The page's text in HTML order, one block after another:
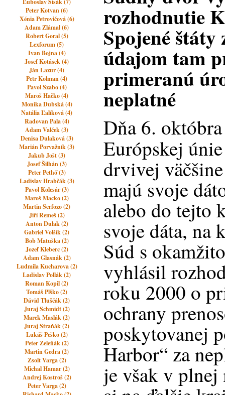
Ľuboslav Sisák (7)
Peter Kotvan (6)
Xénia Petrovičová (6)
Adam Zlámal (6)
Robert Goral (5)
Lexforum (5)
Ivan Bojna (4)
Josef Kotásek (4)
Ján Lazur (4)
Petr Kolman (4)
Pavol Szabo (4)
Maroš Hačko (4)
Monika Dubská (4)
Natália Ľalíková (4)
Radovan Pala (4)
Adam Valček (3)
Denisa Dulaková (3)
Marián Porvažník (3)
Jakub Jošt (3)
Josef Šilhán (3)
Peter Pethő (3)
Ladislav Hrabčák (3)
Pavol Kolesár (3)
Maroš Macko (2)
Martin Serfozo (2)
Jiří Remeš (2)
Anton Dulak (2)
Gabriel Volšík (2)
Bob Matuška (2)
Jozef Kleberc (2)
Adam Glasnák (2)
Ludmila Kucharova (2)
Ladislav Pollák (2)
Roman Kopil (2)
Tomáš Plško (2)
Dávid Tluščák (2)
Juraj Schmidt (2)
Marek Maslák (2)
Juraj Straňák (2)
Lukáš Peško (2)
Peter Zeleňák (2)
Martin Gedra (2)
Zsolt Varga (2)
Michal Hamar (2)
Andrej Kostroš (2)
Peter Varga (2)
rozhodnutie
Spojené
údajom tam
primeranú
neplatné
Dňa 6.
Európskej
drvivej
majú svoje
alebo do tejto
svoje dáta, na
Súd s
vyhlásil
roku 2000 o
ochrany
poskytovanej
Harbor“ za
je však v plnej